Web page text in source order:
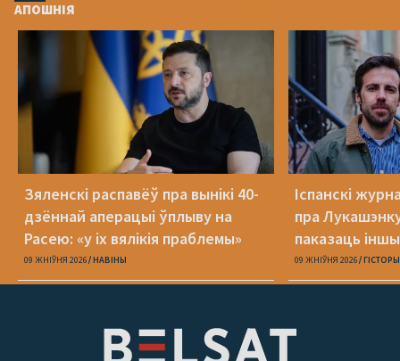
АПОШНІЯ
Зяленскі распавёў пра вынікі 40-
дзённай аперацыі ўплыву на
Расею: «у іх вялікія праблемы»
09 ЖНІЎНЯ 2026 НАВІНЫ
Іспанскі
пра
паказаць
можа
09 ЖНІЎНЯ 2026